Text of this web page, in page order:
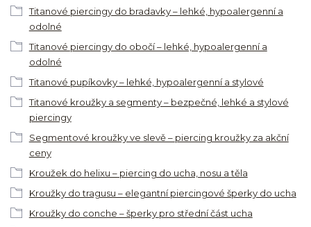
Titanové piercingy do bradavky – lehké, hypoalergenní a
odolné
Titanové piercingy do obočí – lehké, hypoalergenní a
odolné
Titanové pupíkovky – lehké, hypoalergenní a stylové
Titanové kroužky a segmenty – bezpečné, lehké a stylové
piercingy
Segmentové kroužky ve slevě – piercing kroužky za akční
ceny
Kroužek do helixu – piercing do ucha, nosu a těla
Kroužky do tragusu – elegantní piercingové šperky do ucha
Kroužky do conche – šperky pro střední část ucha